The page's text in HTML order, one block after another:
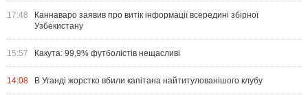
17:48
Каннаваро заявив про витік інформації всередині збірної
Узбекистану
15:57 Какута: 99,9% футболістів нещасливі
14:08 В Уганді жорстко вбили капітана найтитулованішого клубу